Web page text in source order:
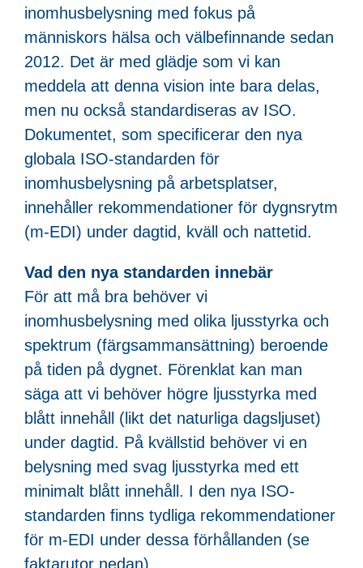
inomhusbelysning med fokus på
människors hälsa och välbefinnande sedan
2012. Det är med glädje som vi kan
meddela att denna vision inte bara delas,
men nu också standardiseras av ISO.
Dokumentet, som specificerar den nya
globala ISO-standarden för
inomhusbelysning på arbetsplatser,
innehåller rekommendationer för dygnsrytm
(m-EDI) under dagtid, kväll och nattetid.
Vad den nya standarden innebär
För att må bra behöver vi
inomhusbelysning med olika ljusstyrka och
spektrum (färgsammansättning) beroende
på tiden på dygnet. Förenklat kan man
säga att vi behöver högre ljusstyrka med
blått innehåll (likt det naturliga dagsljuset)
under dagtid. På kvällstid behöver vi en
belysning med svag ljusstyrka med ett
minimalt blått innehåll. I den nya ISO-
standarden finns tydliga rekommendationer
för m-EDI under dessa förhållanden (se
faktarutor nedan).